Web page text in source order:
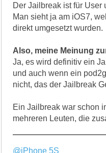
Der Jailbreak ist für User
Man sieht ja am iOS7,
direkt umgesetzt wurden.
Also, meine Meinung
Ja, es wird definitiv ein
und auch wenn ein
nicht, das der Jailbreak
Ein Jailbreak war schon
mehreren Leuten, die
@iPhone 5S